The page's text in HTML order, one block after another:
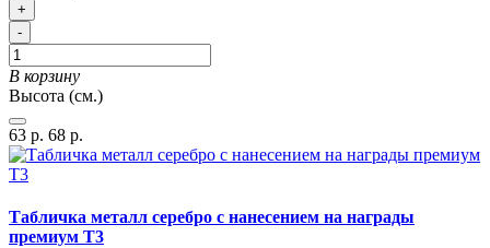
+
-
В корзину
Высота (см.)
63 р. 68 р.
Табличка металл серебро с нанесением на награды
премиум T3